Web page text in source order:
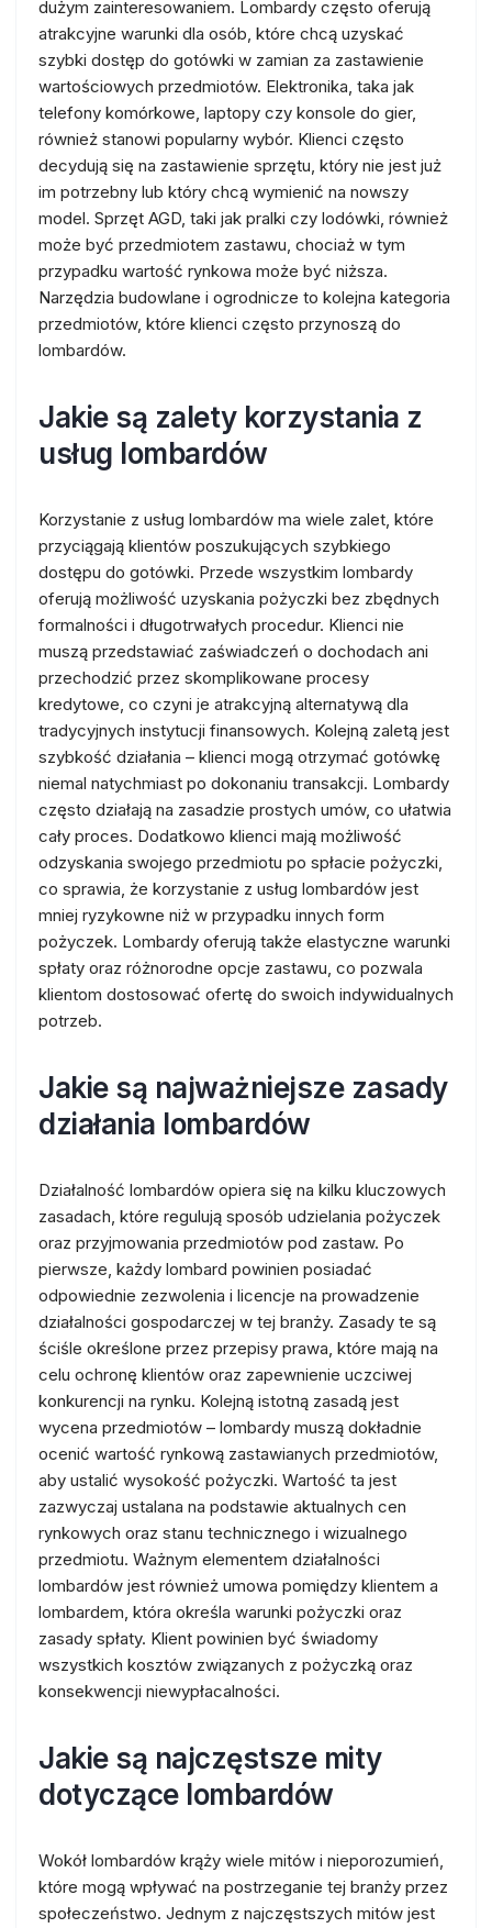
dużym zainteresowaniem. Lombardy często oferują
atrakcyjne warunki dla osób, które chcą uzyskać
szybki dostęp do gotówki w zamian za zastawienie
wartościowych przedmiotów. Elektronika, taka jak
telefony komórkowe, laptopy czy konsole do gier,
również stanowi popularny wybór. Klienci często
decydują się na zastawienie sprzętu, który nie jest już
im potrzebny lub który chcą wymienić na nowszy
model. Sprzęt AGD, taki jak pralki czy lodówki, również
może być przedmiotem zastawu, chociaż w tym
przypadku wartość rynkowa może być niższa.
Narzędzia budowlane i ogrodnicze to kolejna kategoria
przedmiotów, które klienci często przynoszą do
lombardów.
Jakie są zalety korzystania z
usług lombardów
Korzystanie z usług lombardów ma wiele zalet, które
przyciągają klientów poszukujących szybkiego
dostępu do gotówki. Przede wszystkim lombardy
oferują możliwość uzyskania pożyczki bez zbędnych
formalności i długotrwałych procedur. Klienci nie
muszą przedstawiać zaświadczeń o dochodach ani
przechodzić przez skomplikowane procesy
kredytowe, co czyni je atrakcyjną alternatywą dla
tradycyjnych instytucji finansowych. Kolejną zaletą jest
szybkość działania – klienci mogą otrzymać gotówkę
niemal natychmiast po dokonaniu transakcji. Lombardy
często działają na zasadzie prostych umów, co ułatwia
cały proces. Dodatkowo klienci mają możliwość
odzyskania swojego przedmiotu po spłacie pożyczki,
co sprawia, że korzystanie z usług lombardów jest
mniej ryzykowne niż w przypadku innych form
pożyczek. Lombardy oferują także elastyczne warunki
spłaty oraz różnorodne opcje zastawu, co pozwala
klientom dostosować ofertę do swoich indywidualnych
potrzeb.
Jakie są najważniejsze zasady
działania lombardów
Działalność lombardów opiera się na kilku kluczowych
zasadach, które regulują sposób udzielania pożyczek
oraz przyjmowania przedmiotów pod zastaw. Po
pierwsze, każdy lombard powinien posiadać
odpowiednie zezwolenia i licencje na prowadzenie
działalności gospodarczej w tej branży. Zasady te są
ściśle określone przez przepisy prawa, które mają na
celu ochronę klientów oraz zapewnienie uczciwej
konkurencji na rynku. Kolejną istotną zasadą jest
wycena przedmiotów – lombardy muszą dokładnie
ocenić wartość rynkową zastawianych przedmiotów,
aby ustalić wysokość pożyczki. Wartość ta jest
zazwyczaj ustalana na podstawie aktualnych cen
rynkowych oraz stanu technicznego i wizualnego
przedmiotu. Ważnym elementem działalności
lombardów jest również umowa pomiędzy klientem a
lombardem, która określa warunki pożyczki oraz
zasady spłaty. Klient powinien być świadomy
wszystkich kosztów związanych z pożyczką oraz
konsekwencji niewypłacalności.
Jakie są najczęstsze mity
dotyczące lombardów
Wokół lombardów krąży wiele mitów i nieporozumień,
które mogą wpływać na postrzeganie tej branży przez
społeczeństwo. Jednym z najczęstszych mitów jest